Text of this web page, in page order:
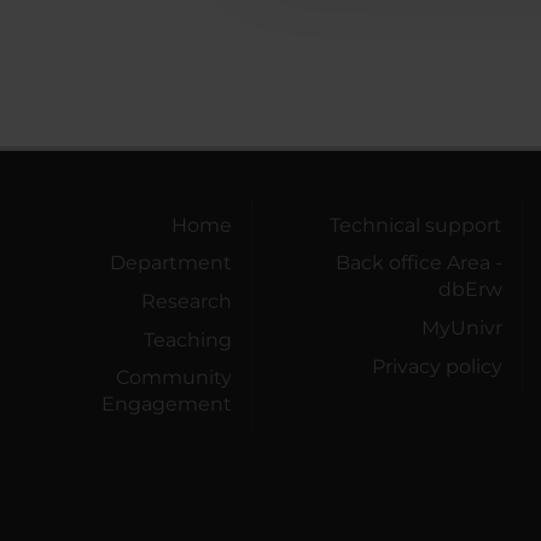
Home
Department
Research
Teaching
Community
Engagement
Technical support
Back office Area -
dbErw
MyUnivr
Privacy policy